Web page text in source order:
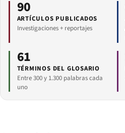
90
ARTÍCULOS PUBLICADOS
Investigaciones + reportajes
61
TÉRMINOS DEL GLOSARIO
Entre 300 y 1.300 palabras cada
uno